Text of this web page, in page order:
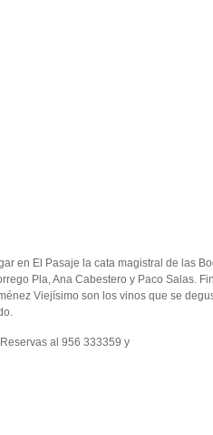
en El Pasaje la cata magistral de las
Pla, Ana Cabestero y Paco Salas.
Viejísimo son los vinos que se
al 956 333359 y